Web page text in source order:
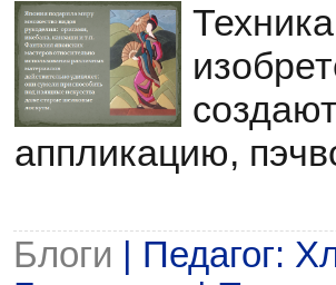
аппликацию,
Блоги | Педагог: